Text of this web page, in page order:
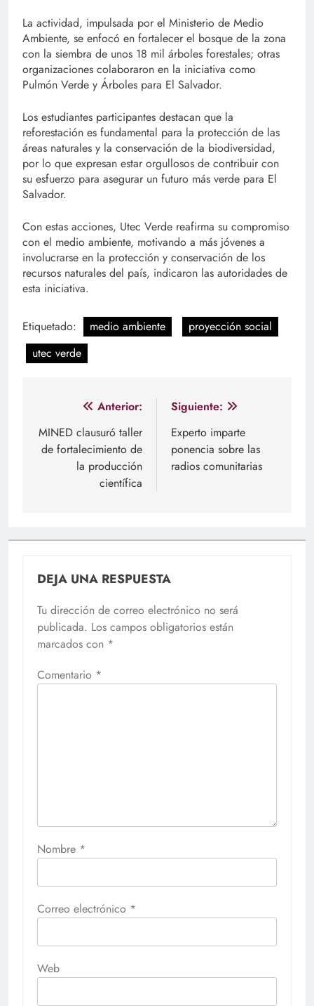
La actividad, impulsada por el Ministerio de Medio
Ambiente, se enfocó en fortalecer el bosque de la zona
con la siembra de unos 18 mil árboles forestales; otras
organizaciones colaboraron en la iniciativa como
Pulmón Verde y Árboles para El Salvador.
Los estudiantes participantes destacan que la
reforestación es fundamental para la protección de las
áreas naturales y la conservación de la biodiversidad,
por lo que expresan estar orgullosos de contribuir con
su esfuerzo para asegurar un futuro más verde para El
Salvador.
Con estas acciones, Utec Verde reafirma su compromiso
con el medio ambiente, motivando a más jóvenes a
involucrarse en la protección y conservación de los
recursos naturales del país, indicaron las autoridades de
esta iniciativa.
Etiquetado: medio ambiente
proyección social
utec verde
Navegación
de
entradas
Anterior:
MINED clausuró taller
de fortalecimiento de
la producción
científica
Siguiente:
Experto imparte
ponencia sobre las
radios comunitarias
DEJA UNA RESPUESTA
Tu dirección de correo electrónico no será
publicada. Los campos obligatorios están
marcados con *
Comentario *
Nombre *
Correo electrónico *
Web